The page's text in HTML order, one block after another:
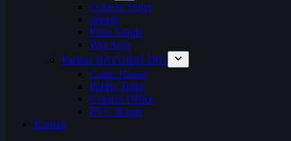
Cubicle Toilet
urinoir
Pintu Single
Wet Area
Partner BATUBELING
Camp House
Public Toilet
Cubicle Office
PVC Board
Kontak